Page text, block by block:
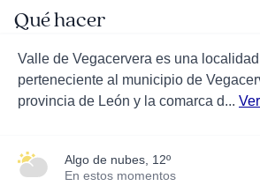
Qué hacer
Valle de Vegacervera es una
perteneciente al municipio de
provincia de León y la comarca d...
algo de nubes, 12º
En estos momentos